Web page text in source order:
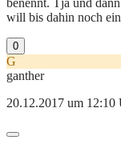
benennt. Tja und
will bis dahin noch
0
G
ganther
20.12.2017 um 12:10